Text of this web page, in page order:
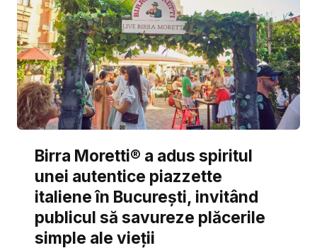
Birra Moretti® a adus spiritul
unei autentice piazzette
italiene în București, invitând
publicul să savureze plăcerile
simple ale vieții